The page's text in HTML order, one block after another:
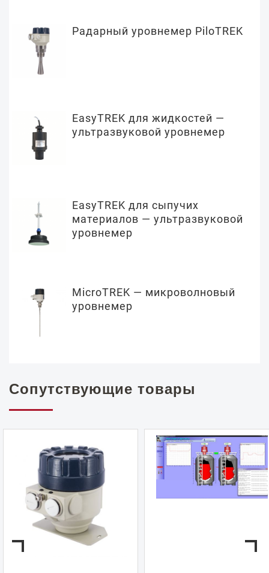
Радарный уровнемер PiloTREK
EasyTREK для жидкостей —
ультразвуковой уровнемер
EasyTREK для сыпучих
материалов — ультразвуковой
уровнемер
MicroTREK — микроволновый
уровнемер
Сопутствующие товары